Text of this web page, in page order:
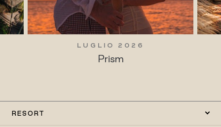
LUGLIO 2026
Prism
RESORT